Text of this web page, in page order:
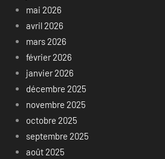
mai 2026
avril 2026
mars 2026
février 2026
janvier 2026
décembre 2025
novembre 2025
octobre 2025
septembre 2025
août 2025